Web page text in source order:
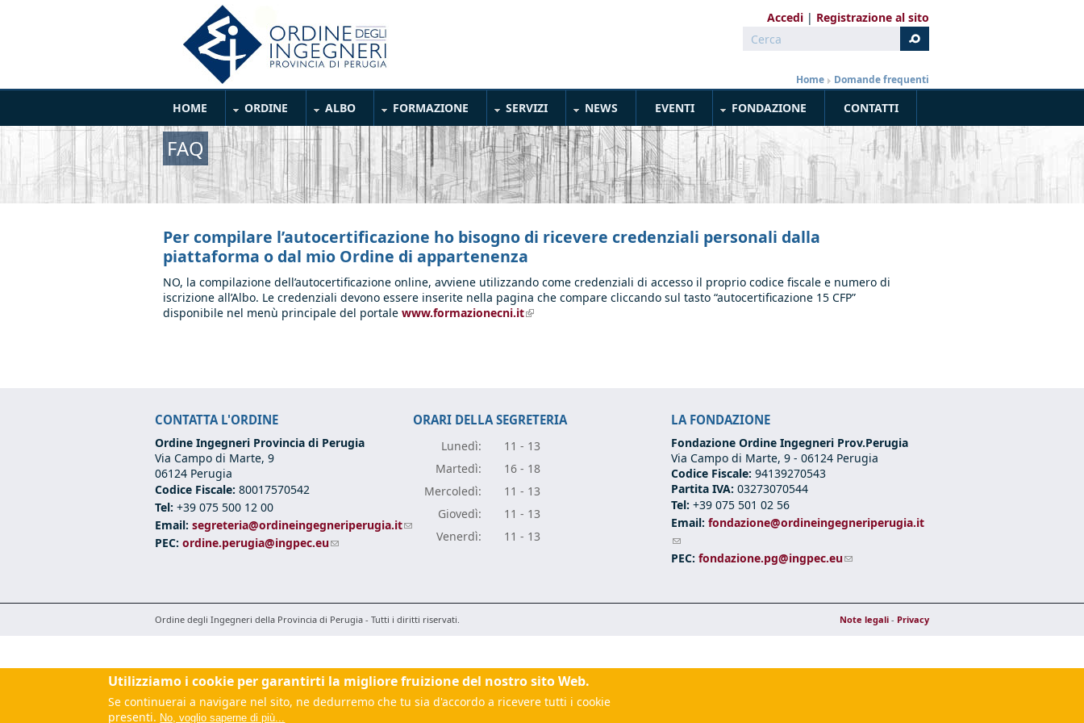
Accedi Registrazione al sito
Form di ricerca
Cerca
Home » Domande frequenti
Main Menu
HOME ORDINE ALBO FORMAZIONE SERVIZI NEWS EVENTI FONDAZIONE CONTATTI
FAQ
Per compilare l’autocertificazione ho bisogno di ricevere credenziali personali dalla
piattaforma o dal mio Ordine di appartenenza
NO, la compilazione dell’autocertificazione online, avviene utilizzando come credenziali di accesso il proprio codice fiscale e numero di
iscrizione all’Albo. Le credenziali devono essere inserite nella pagina che compare cliccando sul tasto “autocertificazione 15 CFP”
disponibile nel menù principale del portale www.formazionecni.it(link is external)
CONTATTA L'ORDINE
Ordine Ingegneri Provincia di Perugia
Via Campo di Marte, 9
06124 Perugia
Codice Fiscale: 80017570542
Tel: +39 075 500 12 00
Email: segreteria@ordineingegneriperugia.it(link sends e-mail)
PEC: ordine.perugia@ingpec.eu(link sends e-mail)
ORARI DELLA SEGRETERIA
Lunedì:
11 - 13
Martedì:
16 - 18
Mercoledì:
11 - 13
Giovedì:
11 - 13
Venerdì: 11 - 13
LA FONDAZIONE
Fondazione Ordine Ingegneri Prov.Perugia
Via Campo di Marte, 9 - 06124 Perugia
Codice Fiscale: 94139270543
Partita IVA: 03273070544
Tel: +39 075 501 02 56
Email: fondazione@ordineingegneriperugia.it
(link sends e-mail)
PEC: fondazione.pg@ingpec.eu(link sends e-mail)
Ordine degli Ingegneri della Provincia di Perugia - Tutti i diritti riservati. Note legali - Privacy
Utilizziamo i cookie per garantirti la migliore fruizione del nostro sito Web.
Se continuerai a navigare nel sito, ne dedurremo che tu sia d'accordo a ricevere tutti i cookie
presenti. No, voglio saperne di più...